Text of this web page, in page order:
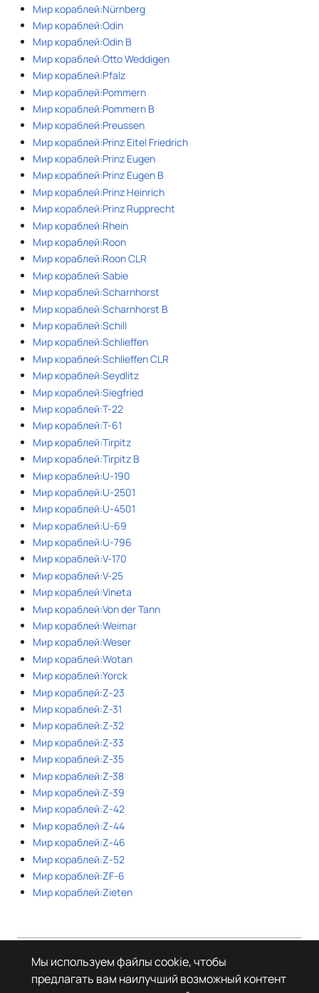
Мир кораблей:Nürnberg
Мир кораблей:Odin
Мир кораблей:Odin B
Мир кораблей:Otto Weddigen
Мир кораблей:Pfalz
Мир кораблей:Pommern
Мир кораблей:Pommern B
Мир кораблей:Preussen
Мир кораблей:Prinz Eitel Friedrich
Мир кораблей:Prinz Eugen
Мир кораблей:Prinz Eugen B
Мир кораблей:Prinz Heinrich
Мир кораблей:Prinz Rupprecht
Мир кораблей:Rhein
Мир кораблей:Roon
Мир кораблей:Roon CLR
Мир кораблей:Sabie
Мир кораблей:Scharnhorst
Мир кораблей:Scharnhorst B
Мир кораблей:Schill
Мир кораблей:Schlieffen
Мир кораблей:Schlieffen CLR
Мир кораблей:Seydlitz
Мир кораблей:Siegfried
Мир кораблей:T-22
Мир кораблей:T-61
Мир кораблей:Tirpitz
Мир кораблей:Tirpitz B
Мир кораблей:U-190
Мир кораблей:U-2501
Мир кораблей:U-4501
Мир кораблей:U-69
Мир кораблей:U-796
Мир кораблей:V-170
Мир кораблей:V-25
Мир кораблей:Vineta
Мир кораблей:Von der Tann
Мир кораблей:Weimar
Мир кораблей:Weser
Мир кораблей:Wotan
Мир кораблей:Yorck
Мир кораблей:Z-23
Мир кораблей:Z-31
Мир кораблей:Z-32
Мир кораблей:Z-33
Мир кораблей:Z-35
Мир кораблей:Z-38
Мир кораблей:Z-39
Мир кораблей:Z-42
Мир кораблей:Z-44
Мир кораблей:Z-46
Мир кораблей:Z-52
Мир кораблей:ZF-6
Мир кораблей:Zieten
Страница в последний раз была отредактирована 16 марта 2026 года
в 16:17.
© Леста Игры, 2022–2026. Игры «Мир танков», «Мир кораблей», Tanks
Мы используем файлы cookie, чтобы
предлагать вам наилучший возможный контент